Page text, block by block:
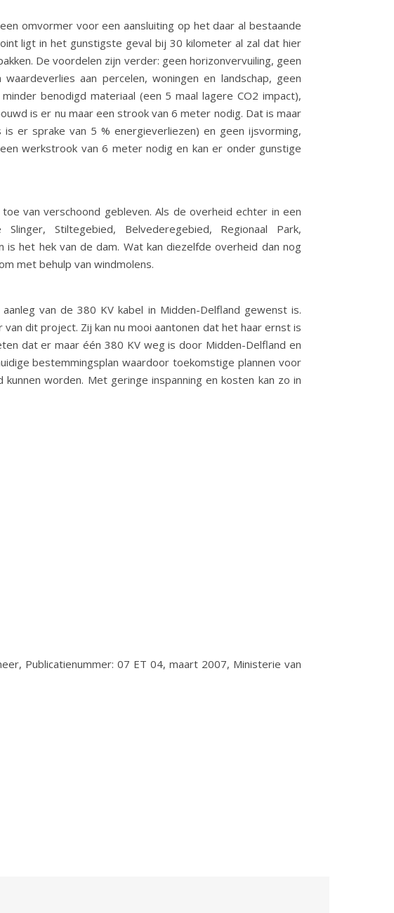
omvormer voor een aansluiting op het daar al bestaande
ligt in het gunstigste geval bij 30 kilometer al zal dat hier
De voordelen zijn verder: geen horizonvervuiling, geen
aan percelen, woningen en landschap, geen
benodigd materiaal (een 5 maal lagere CO2 impact),
is er nu maar een strook van 6 meter nodig. Dat is maar
er sprake van 5 % energieverliezen) en geen ijsvorming,
werkstrook van 6 meter nodig en kan er onder gunstige
van verschoond gebleven. Als de overheid echter in een
Stiltegebied, Belvederegebied, Regionaal Park,
het hek van de dam. Wat kan diezelfde overheid dan nog
met behulp van windmolens.
van de 380 KV kabel in Midden-Delfland gewenst is.
dit project. Zij kan nu mooi aantonen dat het haar ernst is
dat er maar één 380 KV weg is door Midden-Delfland en
bestemmingsplan waardoor toekomstige plannen voor
worden. Met geringe inspanning en kosten kan zo in
Publicatienummer: 07 ET 04, maart 2007, Ministerie van